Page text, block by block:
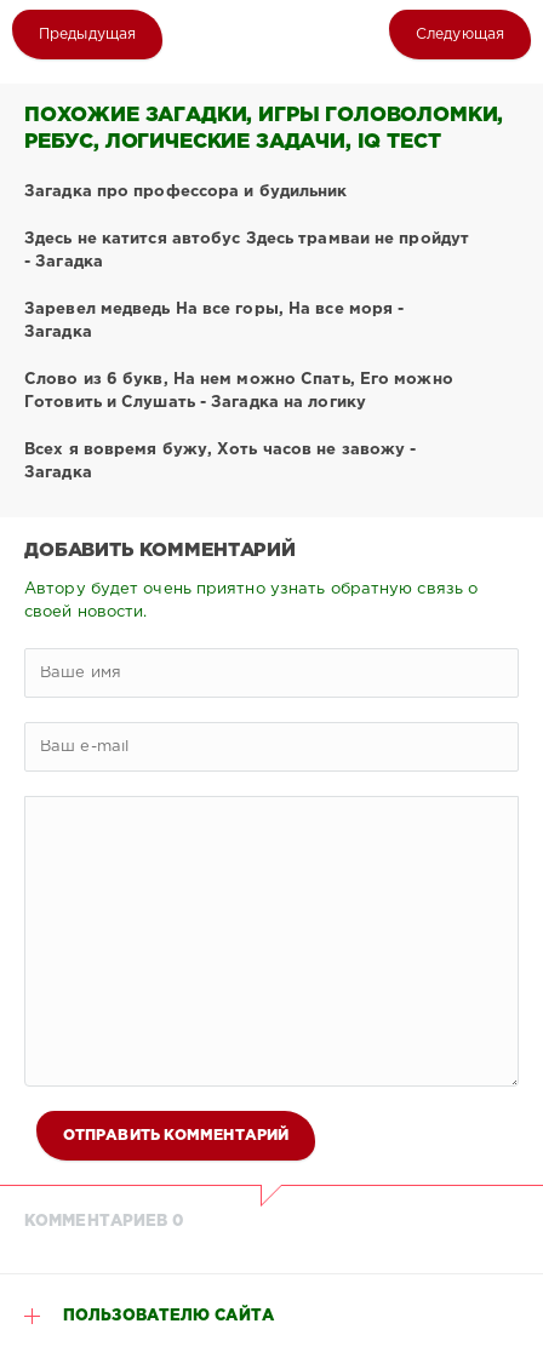
Предыдущая Следующая
ПОХОЖИЕ ЗАГАДКИ, ИГРЫ ГОЛОВОЛОМКИ,
РЕБУС, ЛОГИЧЕСКИЕ ЗАДАЧИ, IQ ТЕСТ
Загадка про профессора и будильник
Здесь не катится автобус Здесь трамваи не пройдут
- Загадка
Заревел медведь На все горы, На все моря -
Загадка
Слово из 6 букв, На нем можно Спать, Его можно
Готовить и Слушать - Загадка на логику
Всех я вовремя бужу, Хоть часов не завожу -
Загадка
ДОБАВИТЬ КОММЕНТАРИЙ
Автору будет очень приятно узнать обратную связь о
своей новости.
ОТПРАВИТЬ КОММЕНТАРИЙ
КОММЕНТАРИЕВ 0
ПОЛЬЗОВАТЕЛЮ САЙТА